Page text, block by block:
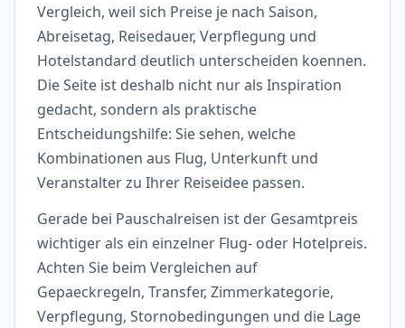
Vergleich, weil sich Preise je nach Saison,
Abreisetag, Reisedauer, Verpflegung und
Hotelstandard deutlich unterscheiden koennen.
Die Seite ist deshalb nicht nur als Inspiration
gedacht, sondern als praktische
Entscheidungshilfe: Sie sehen, welche
Kombinationen aus Flug, Unterkunft und
Veranstalter zu Ihrer Reiseidee passen.
Gerade bei Pauschalreisen ist der Gesamtpreis
wichtiger als ein einzelner Flug- oder Hotelpreis.
Achten Sie beim Vergleichen auf
Gepaeckregeln, Transfer, Zimmerkategorie,
Verpflegung, Stornobedingungen und die Lage